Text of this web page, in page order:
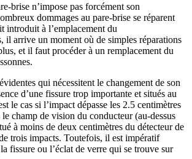
brise n’impose pas forcément son
dommages au pare-brise se réparent
introduit à l’emplacement du
il arrive un moment où de simples réparations
et il faut procéder à un remplacement du
qui nécessitent le changement de son
d’une fissure trop importante et situés au
le cas si l’impact dépasse les 2.5 centimètres
le champ de vision du conducteur (au-dessus
à moins de deux centimètres du détecteur de
trois impacts. Toutefois, il est impératif
fissure ou l’éclat de verre qui se trouve sur